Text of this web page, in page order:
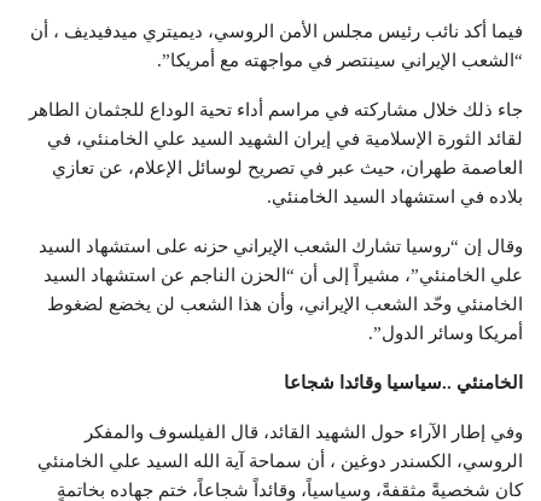
فيما أكد نائب رئيس مجلس الأمن الروسي، ديميتري ميدفيديف ، أن
“الشعب الإيراني سينتصر في مواجهته مع أمريكا”.
جاء ذلك خلال مشاركته في مراسم أداء تحية الوداع للجثمان الطاهر
لقائد الثورة الإسلامية في إيران الشهيد السيد علي الخامنئي، في
العاصمة طهران، حيث عبر في تصريح لوسائل الإعلام، عن تعازي
بلاده في استشهاد السيد الخامنئي.
وقال إن “روسيا تشارك الشعب الإيراني حزنه على استشهاد السيد
علي الخامنئي”، مشيراً إلى أن “الحزن الناجم عن استشهاد السيد
الخامنئي وحّد الشعب الإيراني، وأن هذا الشعب لن يخضع لضغوط
أمريكا وسائر الدول”.
الخامنئي ..سياسيا وقائدا شجاعا
وفي إطار الآراء حول الشهيد القائد، قال الفيلسوف والمفكر
الروسي، الكسندر دوغين ، أن سماحة آية الله السيد علي الخامنئي
كان شخصيةً مثقفةً، وسياسياً، وقائداً شجاعاً، ختم جهاده بخاتمةٍ